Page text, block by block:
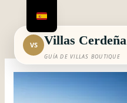
contenido
VS Villas Cerdeña
GUÍA DE VILLAS BOUTIQUE